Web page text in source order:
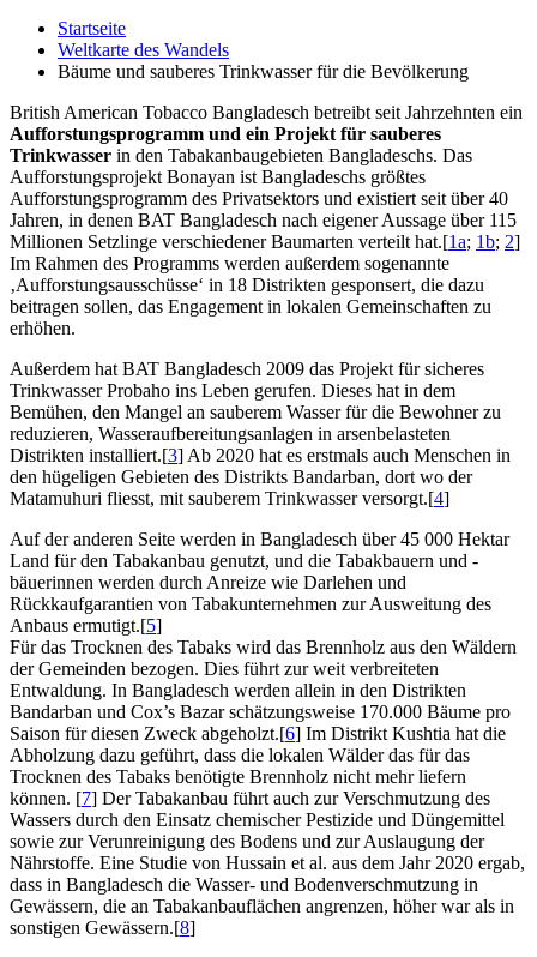
Startseite
Weltkarte des Wandels
Bäume und sauberes Trinkwasser für die Bevölkerung
British American Tobacco Bangladesch betreibt seit Jahrzehnten ein
Aufforstungsprogramm und ein Projekt für sauberes
Trinkwasser in den Tabakanbaugebieten Bangladeschs. Das
Aufforstungsprojekt Bonayan ist Bangladeschs größtes
Aufforstungsprogramm des Privatsektors und existiert seit über 40
Jahren, in denen BAT Bangladesch nach eigener Aussage über 115
Millionen Setzlinge verschiedener Baumarten verteilt hat.[1a; 1b; 2]
Im Rahmen des Programms werden außerdem sogenannte
‚Aufforstungsausschüsse‘ in 18 Distrikten gesponsert, die dazu
beitragen sollen, das Engagement in lokalen Gemeinschaften zu
erhöhen.
Außerdem hat BAT Bangladesch 2009 das Projekt für sicheres
Trinkwasser Probaho ins Leben gerufen. Dieses hat in dem
Bemühen, den Mangel an sauberem Wasser für die Bewohner zu
reduzieren, Wasseraufbereitungsanlagen in arsenbelasteten
Distrikten installiert.[3] Ab 2020 hat es erstmals auch Menschen in
den hügeligen Gebieten des Distrikts Bandarban, dort wo der
Matamuhuri fliesst, mit sauberem Trinkwasser versorgt.[4]
Auf der anderen Seite werden in Bangladesch über 45 000 Hektar
Land für den Tabakanbau genutzt, und die Tabakbauern und -
bäuerinnen werden durch Anreize wie Darlehen und
Rückkaufgarantien von Tabakunternehmen zur Ausweitung des
Anbaus ermutigt.[5]
Für das Trocknen des Tabaks wird das Brennholz aus den Wäldern
der Gemeinden bezogen. Dies führt zur weit verbreiteten
Entwaldung. In Bangladesch werden allein in den Distrikten
Bandarban und Cox’s Bazar schätzungsweise 170.000 Bäume pro
Saison für diesen Zweck abgeholzt.[6] Im Distrikt Kushtia hat die
Abholzung dazu geführt, dass die lokalen Wälder das für das
Trocknen des Tabaks benötigte Brennholz nicht mehr liefern
können. [7] Der Tabakanbau führt auch zur Verschmutzung des
Wassers durch den Einsatz chemischer Pestizide und Düngemittel
sowie zur Verunreinigung des Bodens und zur Auslaugung der
Nährstoffe. Eine Studie von Hussain et al. aus dem Jahr 2020 ergab,
dass in Bangladesch die Wasser- und Bodenverschmutzung in
Gewässern, die an Tabakanbauflächen angrenzen, höher war als in
sonstigen Gewässern.[8]